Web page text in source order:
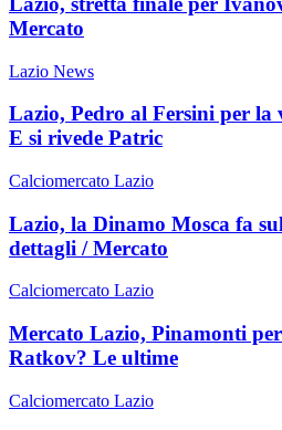
Mercato
Lazio News
Lazio, Pedro al Fersini per la
E si rivede Patric
Calciomercato Lazio
Lazio, la Dinamo Mosca fa
dettagli / Mercato
Calciomercato Lazio
Mercato Lazio, Pinamonti
Ratkov? Le ultime
Calciomercato Lazio